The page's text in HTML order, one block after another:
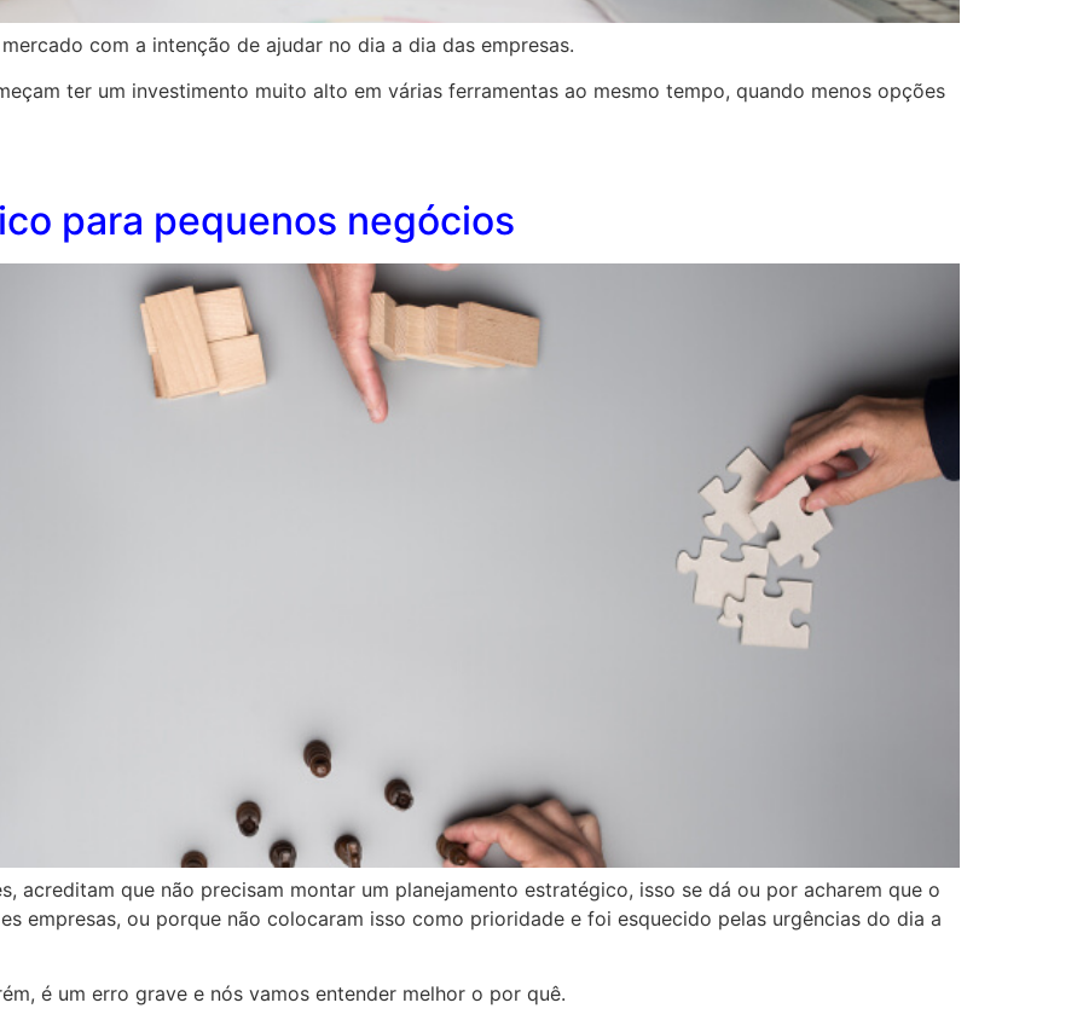
com a intenção de ajudar no dia a dia das empresas.
ter um investimento muito alto em várias ferramentas ao mesmo tempo, quando menos opções
para pequenos negócios
acreditam que não precisam montar um planejamento estratégico, isso se dá ou por acharem que o
empresas, ou porque não colocaram isso como prioridade e foi esquecido pelas urgências do dia a
é um erro grave e nós vamos entender melhor o por quê.